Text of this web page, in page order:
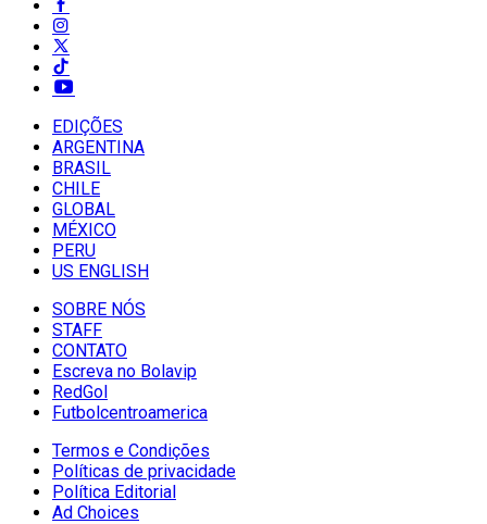
EDIÇÕES
ARGENTINA
BRASIL
CHILE
GLOBAL
MÉXICO
PERU
US ENGLISH
SOBRE NÓS
STAFF
CONTATO
Escreva no Bolavip
RedGol
Futbolcentroamerica
Termos e Condições
Políticas de privacidade
Política Editorial
Ad Choices